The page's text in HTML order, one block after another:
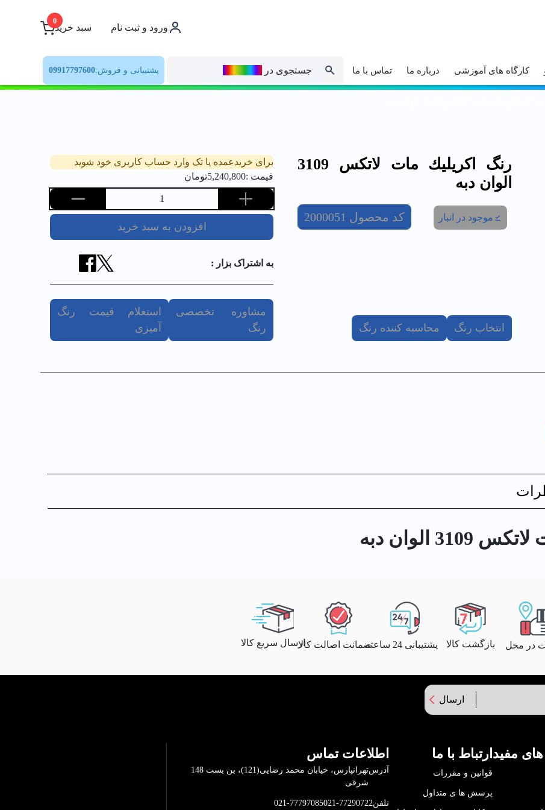
ورود و ثبت نام سبد خرید
0
کارگاه های آموزشی درباره ما تماس با ما جستجوی در پشتیبانی و فروش:09917797600
رنگ اكريليك مات لاتكس 3109
الوان دبه
موجود در انبار کد محصول 2000051
انتخاب رنگ محاسبه کننده رنگ
برای خریدعمده یا تک وارد حساب کاربری خود شوید
قیمت :5,240,800تومان
1
افزودن به سبد خرید
به اشتراک بزار :
مشاوره تخصصی
رنگ
استعلام قیمت رنگ
آمیزی
الوان دبه
در محل بازگشت کالا پشتیبانی 24 ساعته ضمانت اصالت کالاارسال سریع کالا
ارسال
های مفید ارتباط با ما
قوانین و مقررات
پرسش ها ی متداول
اطلاعات تماس
آدرس
تهرانپارس، خیابان محمد رضایی(121)، بن بست 148
شرقی
تلفن021-77290722
021-77797085